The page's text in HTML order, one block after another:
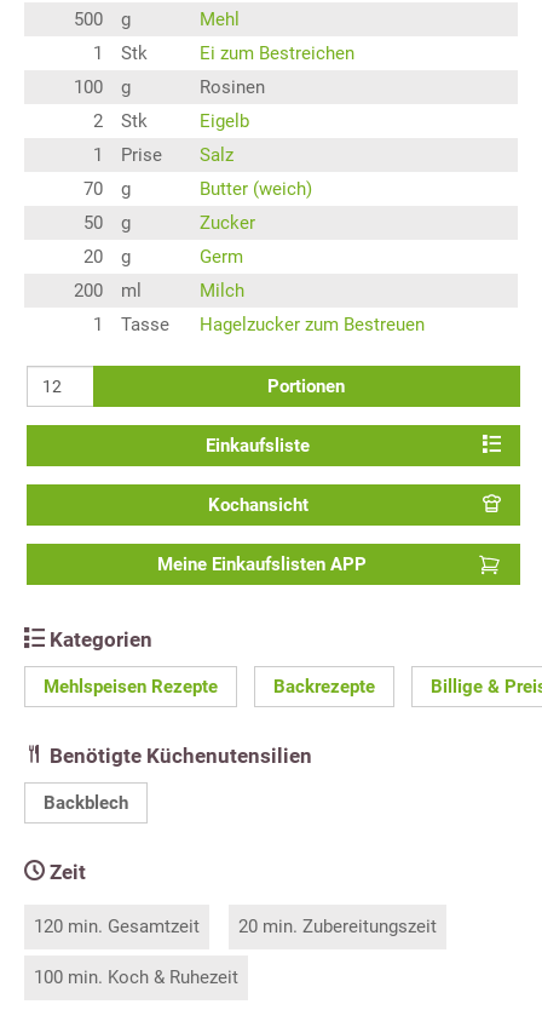
500 g
Mehl
1
Stk
Ei zum Bestreichen
100
g
Rosinen
2
Stk
Eigelb
1
Prise
Salz
70
g
Butter (weich)
50
g
Zucker
20
g
Germ
200
ml
Milch
1
Tasse Hagelzucker zum Bestreuen
Portionen
Einkaufsliste
Kochansicht
Meine Einkaufslisten APP
Kategorien
Mehlspeisen Rezepte Backrezepte Billige &
Benötigte Küchenutensilien
Backblech
Zeit
120 min. Gesamtzeit 20 min. Zubereitungszeit
100 min. Koch & Ruhezeit